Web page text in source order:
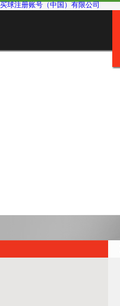
买球注册账号（中国）有限公司